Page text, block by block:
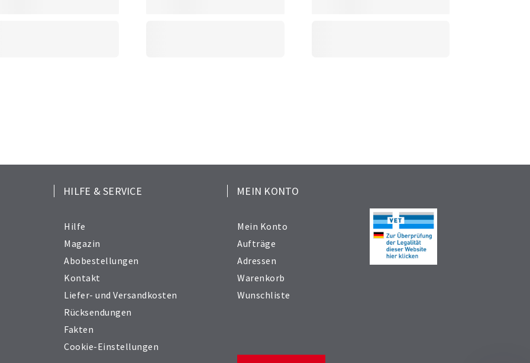
HILFE & SERVICE
Hilfe
Magazin
Abobestellungen
Kontakt
Liefer- und Versandkosten
Rücksendungen
Fakten
Cookie-Einstellungen
MEIN KONTO
Mein Konto
Aufträge
Adressen
Warenkorb
Wunschliste